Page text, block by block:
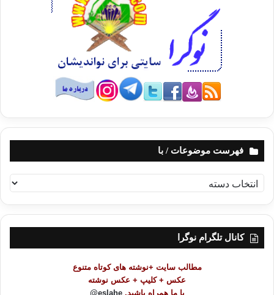
فهرست موضوعات / با
ه
ر
کانال تلگرام نوگرا
مطالب سایت +نوشته های کوتاه متنوع
عکس + کلیپ + عکس نوشته
با ما همراه باشید. eslahe@